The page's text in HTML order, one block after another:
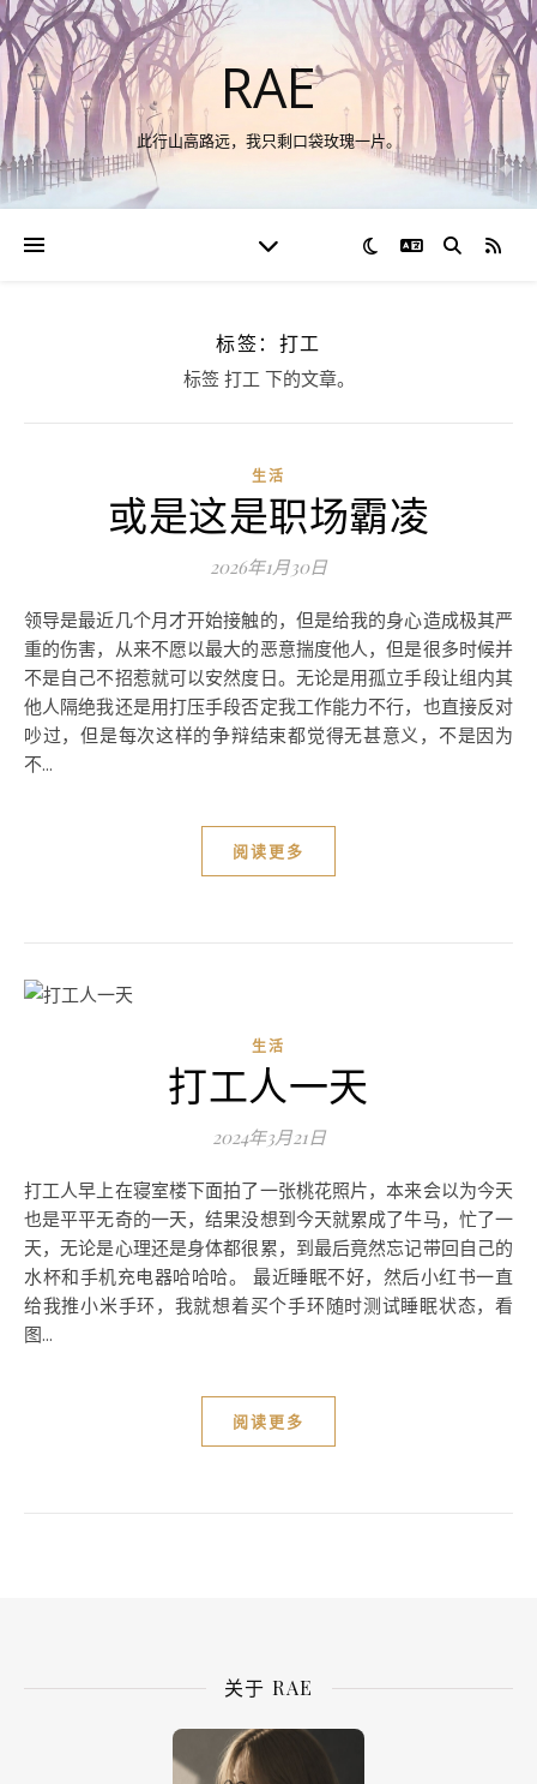
RAE
此行山高路远，我只剩口袋玫瑰一片。
切换语言RSS
标签：打工
标签 打工 下的文章。
生活
或是这是职场霸凌
2026年1月30日
领导是最近几个月才开始接触的，但是给我的身心造成极其严
重的伤害，从来不愿以最大的恶意揣度他人，但是很多时候并
不是自己不招惹就可以安然度日。无论是用孤立手段让组内其
他人隔绝我还是用打压手段否定我工作能力不行，也直接反对
吵过，但是每次这样的争辩结束都觉得无甚意义，不是因为
不...
阅读更多
生活
打工人一天
2024年3月21日
打工人早上在寝室楼下面拍了一张桃花照片，本来会以为今天
也是平平无奇的一天，结果没想到今天就累成了牛马，忙了一
天，无论是心理还是身体都很累，到最后竟然忘记带回自己的
水杯和手机充电器哈哈哈。 最近睡眠不好，然后小红书一直
给我推小米手环，我就想着买个手环随时测试睡眠状态，看
图...
阅读更多
关于 RAE